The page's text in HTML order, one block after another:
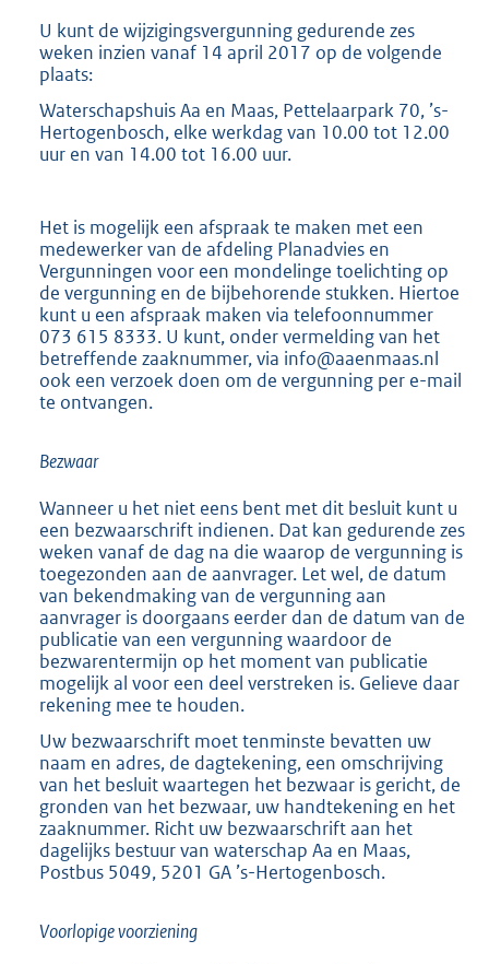
U kunt de wijzigingsvergunning gedurende zes
weken inzien vanaf 14 april 2017 op de volgende
plaats:
Waterschapshuis Aa en Maas, Pettelaarpark 70, ’s-
Hertogenbosch, elke werkdag van 10.00 tot 12.00
uur en van 14.00 tot 16.00 uur.
Het is mogelijk een afspraak te maken met een
medewerker van de afdeling Planadvies en
Vergunningen voor een mondelinge toelichting op
de vergunning en de bijbehorende stukken. Hiertoe
kunt u een afspraak maken via telefoonnummer
073 615 8333. U kunt, onder vermelding van het
betreffende zaaknummer, via info@aaenmaas.nl
ook een verzoek doen om de vergunning per e-mail
te ontvangen.
Bezwaar
Wanneer u het niet eens bent met dit besluit kunt u
een bezwaarschrift indienen. Dat kan gedurende zes
weken vanaf de dag na die waarop de vergunning is
toegezonden aan de aanvrager. Let wel, de datum
van bekendmaking van de vergunning aan
aanvrager is doorgaans eerder dan de datum van de
publicatie van een vergunning waardoor de
bezwarentermijn op het moment van publicatie
mogelijk al voor een deel verstreken is. Gelieve daar
rekening mee te houden.
Uw bezwaarschrift moet tenminste bevatten uw
naam en adres, de dagtekening, een omschrijving
van het besluit waartegen het bezwaar is gericht, de
gronden van het bezwaar, uw handtekening en het
zaaknummer. Richt uw bezwaarschrift aan het
dagelijks bestuur van waterschap Aa en Maas,
Postbus 5049, 5201 GA ’s-Hertogenbosch.
Voorlopige voorziening